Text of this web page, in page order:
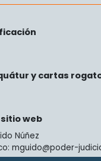
y cartas
web
Núñez
mguido@poder-